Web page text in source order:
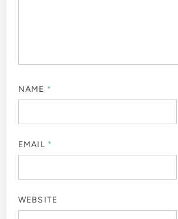
NAME *
EMAIL *
WEBSITE